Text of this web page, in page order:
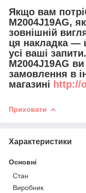
Якщо вам
M2004J19AG,
зовнішній
ця накладка —
усі ваші
M2004J19AG
замовлення в
магазині http://
Приховати
Характеристики
Основні
Стан
Виробник